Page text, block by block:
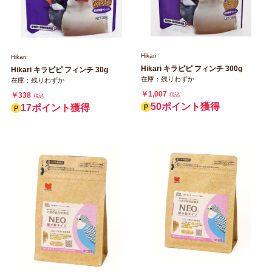
Hikari
Hikari キラピピ フィンチ 30g
在庫：残りわずか
￥338 税込
17ポイント獲得
Hikari
Hikari キラピピ フィンチ 300g
在庫：残りわずか
￥1,007 税込
50ポイント獲得